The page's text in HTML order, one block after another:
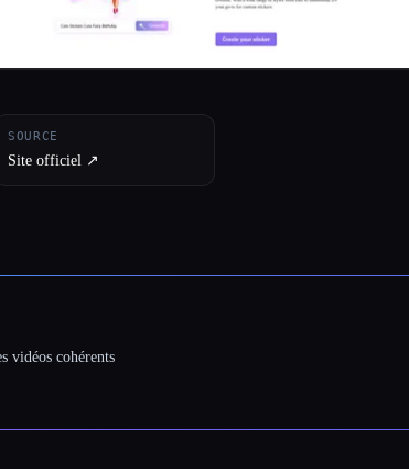
SOURCE
Site officiel ↗︎
vidéos cohérents